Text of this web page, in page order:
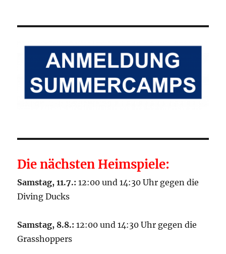
Die nächsten Heimspiele:
Samstag, 11.7.: 12:00 und 14:30 Uhr gegen die
Diving Ducks
Samstag, 8.8.: 12:00 und 14:30 Uhr gegen die
Grasshoppers